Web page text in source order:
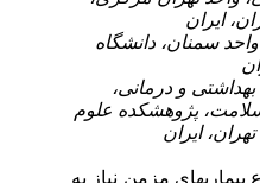
ایران
سمنان، دانشگاه
و درمانی،
پژوهشکده علوم
ایران
مزمن نیاز به